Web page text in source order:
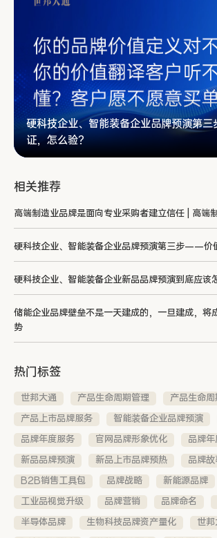
硬科技企业、智能装备企业品牌预演第
证，怎么验？
相关推荐
高端制造业品牌是面向专业采购者建立信任 | 高端
硬科技企业、智能装备企业品牌预演第三步——价
硬科技企业、智能装备企业新品品牌预演到底应该
储能企业品牌壁垒不是一天建成的，一旦建成，将
势
热门标签
世邦大通 产品生命周期管理
产品生命
产品上市品牌服务
智能装备企业品牌预演
品牌年度服务
官网品牌形象优化
品牌
新品品牌预演
新品上市品牌预热
品牌故
B2B销售工具包
品牌战略
新能源品牌
工业品视觉升级
品牌营销 品牌命名
半导体品牌
生物科技品牌资产量化
世